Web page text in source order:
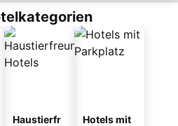
Haustierfr
Hotels mit